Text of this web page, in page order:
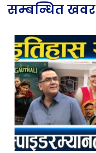
सम्बन्धित खवर